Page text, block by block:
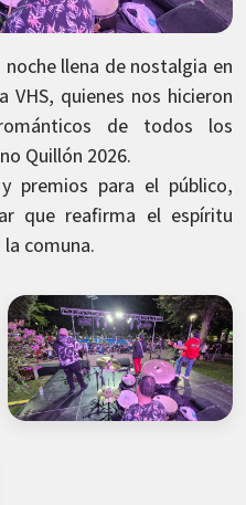
llena de nostalgia en
VHS, quienes nos hicieron
de todos los
Quillón 2026.
premios para el público,
que reafirma el espíritu
comuna.